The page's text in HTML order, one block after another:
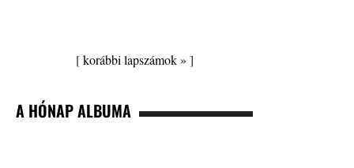
[korábbi lapszámok » ]
A HÓNAP ALBUMA